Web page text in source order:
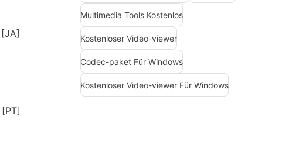
Multimedia Tools Kostenlos
Kostenloser Video-viewer
Codec-paket Für Windows
Kostenloser Video-viewer Für Windows